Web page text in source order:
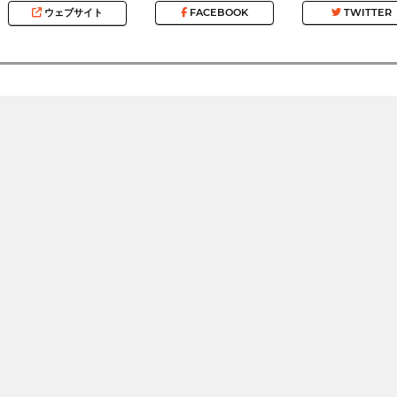
ウェブサイト FACEBOOK TWITTER